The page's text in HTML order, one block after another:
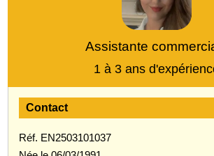
Assistante
1 à 3 ans
Contact
Réf. EN2503101037